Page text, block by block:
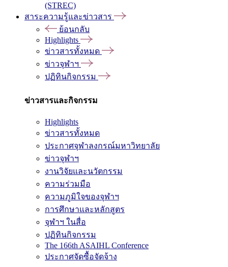
(STREC)
สาระความรู้และข่าวสาร
ย้อนกลับ
Highlights
ข่าวสารทั้งหมด
ข่าวจุฬาฯ
ปฏิทินกิจกรรม
ข่าวสารและกิจกรรม
Highlights
ข่าวสารทั้งหมด
ประกาศจุฬาลงกรณ์มหาวิทยาลัย
ข่าวจุฬาฯ
งานวิจัยและนวัตกรรม
ความร่วมมือ
ความภูมิใจของจุฬาฯ
การศึกษาและหลักสูตร
จุฬาฯ ในสื่อ
ปฏิทินกิจกรรม
The 166th ASAIHL Conference
ประกาศจัดซื้อจัดจ้าง